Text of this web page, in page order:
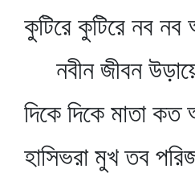
কুটিরে কুটিরে নব
নবীন জীবন
দিকে দিকে মাতা
হাসিভরা মুখ তব